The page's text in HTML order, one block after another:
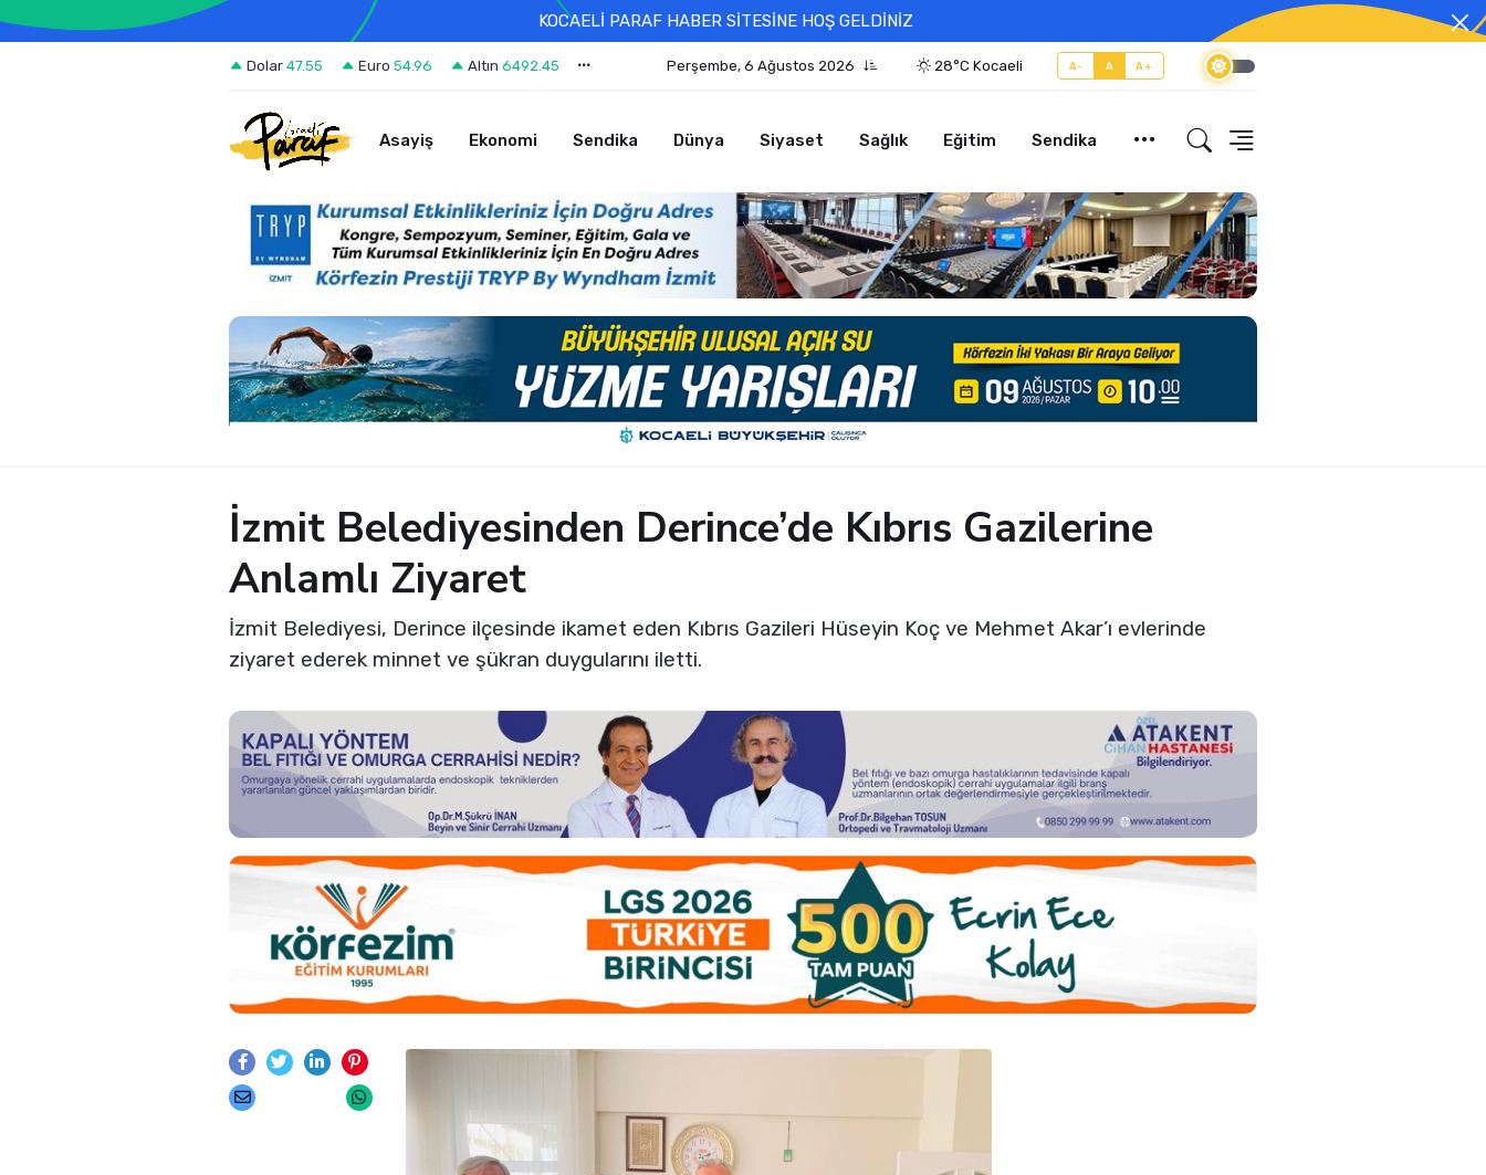
KOCAELİ PARAF HABER SİTESİNE HOŞ GELDİNİZ
Dolar 47.55 Euro 54.96 Altın 6492.45 Perşembe, 6 Ağustos 2026 28°C Kocaeli A- A A+
Asayiş Ekonomi Sendika Dünya Siyaset Sağlık Eğitim Sendika
İzmit Belediyesinden Derince’de Kıbrıs Gazilerine
Anlamlı Ziyaret
İzmit Belediyesi, Derince ilçesinde ikamet eden Kıbrıs Gazileri Hüseyin Koç ve Mehmet Akar’ı evlerinde
ziyaret ederek minnet ve şükran duygularını iletti.